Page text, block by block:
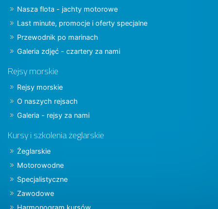
Nasza flota - jachty motorowe
Last minute, promocje i oferty specjalne
Przewodnik po marinach
Galeria zdjęć - czartery za nami
Rejsy morskie
Rejsy morskie
O naszych rejsach
Galeria - rejsy za nami
Kursy i szkolenia żeglarskie
Żeglarskie
Motorowodne
Specjalistyczne
Zawodowe
Harmonogram kursów